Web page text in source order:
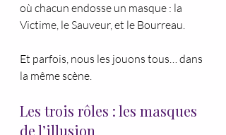
où chacun endosse un masque : la
Victime, le Sauveur, et le Bourreau.
Et parfois, nous les jouons tous… dans
la même scène.
Les trois rôles : les masques
de l’illusion